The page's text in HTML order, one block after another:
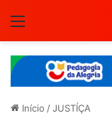
Início /JUSTÍÇA